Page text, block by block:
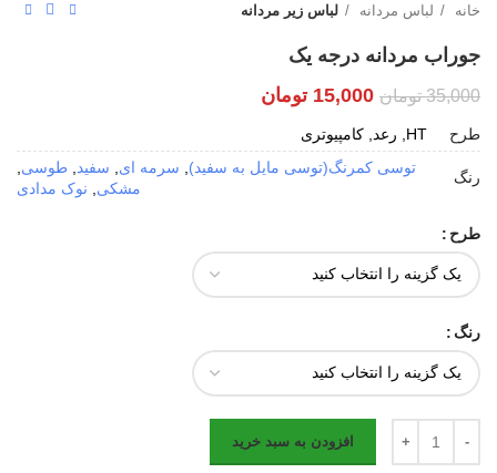
خانه لباس مردانه لباس زیر مردانه
جوراب مردانه درجه یک
35,000 تومان 15,000 تومان
طرح HT, رعد, کامپیوتری
رنگ
توسی کمرنگ(توسی مایل به سفید) سرمه ای سفید طوسی
مشکی
نوک مدادی
طرح
رنگ
افزودن به سبد خرید